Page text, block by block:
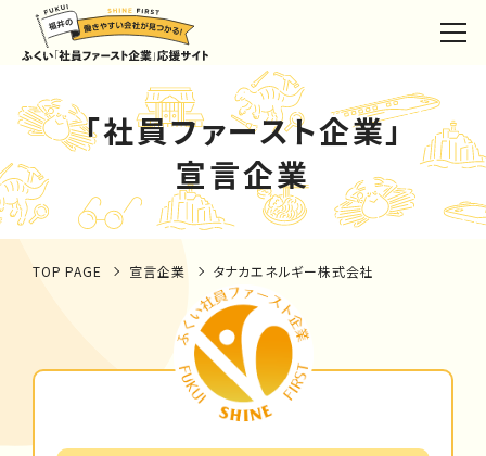
「社員ファースト企業」
宣言企業
TOP PAGE 宣言企業 タナカエネルギー株式会社